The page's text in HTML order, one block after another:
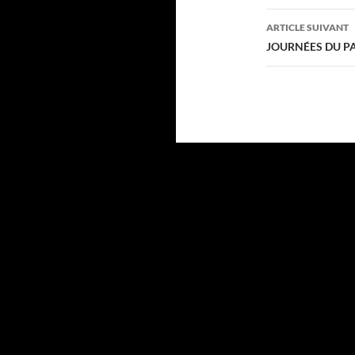
articles
ARTICLE SUIVANT
JOURNÉES DU